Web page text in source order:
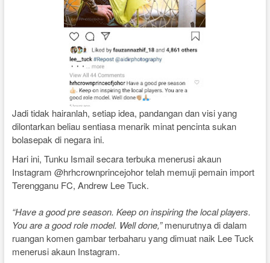
Jadi tidak hairanlah, setiap idea, pandangan dan visi yang
dilontarkan beliau sentiasa menarik minat pencinta sukan
bolasepak di negara ini.
Hari ini, Tunku Ismail secara terbuka menerusi akaun
Instagram @hrhcrownprincejohor telah memuji pemain import
Terengganu FC, Andrew Lee Tuck.
“Have a good pre season. Keep on inspiring the local players.
You are a good role model. Well done,”menurutnya di dalam
ruangan komen gambar terbaharu yang dimuat naik Lee Tuck
menerusi akaun Instagram.